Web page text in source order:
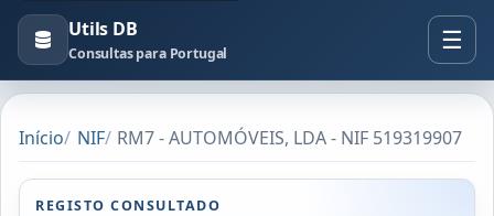
Utils DB
Consultas para Portugal
Início NIF RM7 - AUTOMÓVEIS, LDA - NIF 519319907
REGISTO CONSULTADO